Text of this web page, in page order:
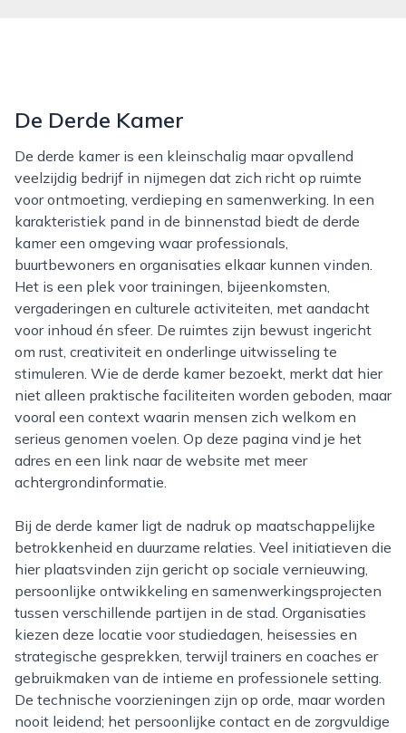
De Derde Kamer
De derde kamer is een kleinschalig maar opvallend
veelzijdig bedrijf in nijmegen dat zich richt op ruimte
voor ontmoeting, verdieping en samenwerking. In een
karakteristiek pand in de binnenstad biedt de derde
kamer een omgeving waar professionals,
buurtbewoners en organisaties elkaar kunnen vinden.
Het is een plek voor trainingen, bijeenkomsten,
vergaderingen en culturele activiteiten, met aandacht
voor inhoud én sfeer. De ruimtes zijn bewust ingericht
om rust, creativiteit en onderlinge uitwisseling te
stimuleren. Wie de derde kamer bezoekt, merkt dat hier
niet alleen praktische faciliteiten worden geboden, maar
vooral een context waarin mensen zich welkom en
serieus genomen voelen. Op deze pagina vind je het
adres en een link naar de website met meer
achtergrondinformatie.
Bij de derde kamer ligt de nadruk op maatschappelijke
betrokkenheid en duurzame relaties. Veel initiatieven die
hier plaatsvinden zijn gericht op sociale vernieuwing,
persoonlijke ontwikkeling en samenwerkingsprojecten
tussen verschillende partijen in de stad. Organisaties
kiezen deze locatie voor studiedagen, heisessies en
strategische gesprekken, terwijl trainers en coaches er
gebruikmaken van de intieme en professionele setting.
De technische voorzieningen zijn op orde, maar worden
nooit leidend; het persoonlijke contact en de zorgvuldige